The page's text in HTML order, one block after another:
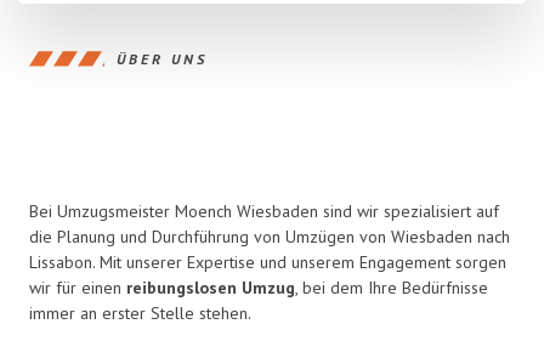
ÜBER UNS
Bei Umzugsmeister Moench Wiesbaden sind wir spezialisiert auf
die Planung und Durchführung von Umzügen von Wiesbaden nach
Lissabon. Mit unserer Expertise und unserem Engagement sorgen
wir für einen reibungslosen Umzug, bei dem Ihre Bedürfnisse
immer an erster Stelle stehen.